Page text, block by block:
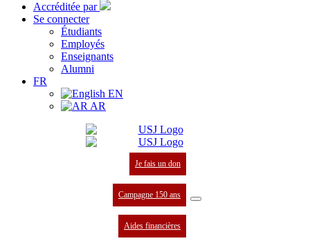
Accréditée par
Se connecter
Étudiants
Employés
Enseignants
Alumni
FR
EN
AR
Je fais un don
Campagne 150 ans
Aides financières